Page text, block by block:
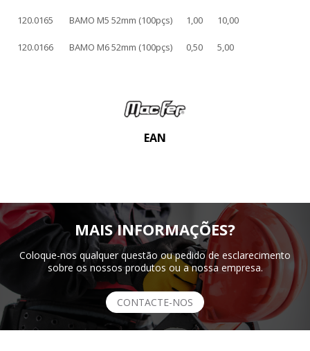
120.0165 BAMO M5 52mm (100pçs) 1,00 10,00
120.0166 BAMO M6 52mm (100pçs) 0,50 5,00
EAN
MAIS INFORMAÇÕES?
Coloque-nos qualquer questão ou pedido de esclarecimento
sobre os nossos produtos ou a nossa empresa.
CONTACTE-NOS